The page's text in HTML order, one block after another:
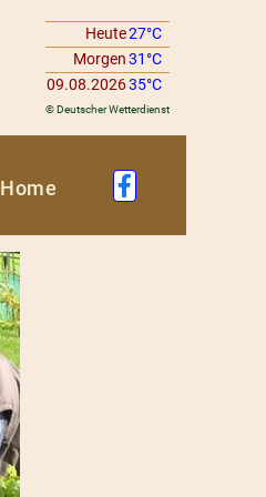
Heute27°C
Morgen31°C
09.08.202635°C
© Deutscher Wetterdienst
Home